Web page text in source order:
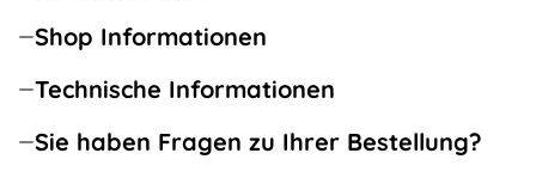
Shop Informationen
Technische Informationen
Sie haben Fragen zu Ihrer Bestellung?